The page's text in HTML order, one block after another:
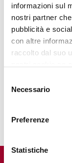
informazioni sul
nostri partner
pubblicità e
con altre
raccolto dal suo
delNecessario
Preferenze
Statistiche